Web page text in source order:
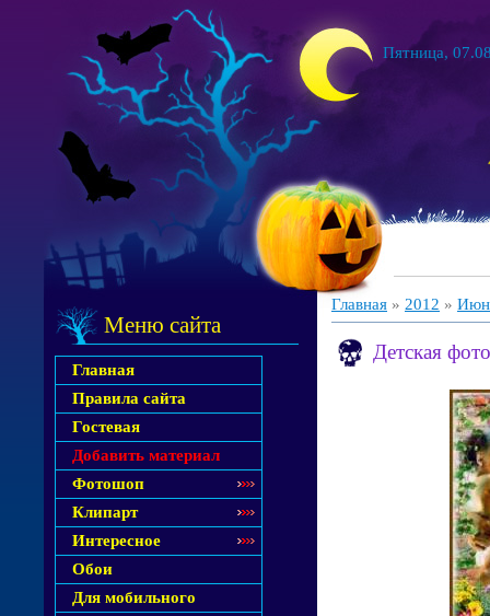
Пятница,
Меню сайта
Главная
Правила сайта
Гостевая
Добавить материал
Фотошоп
Клипарт
Интересное
Обои
Для мобильного
Главная » 2012 »
Детская